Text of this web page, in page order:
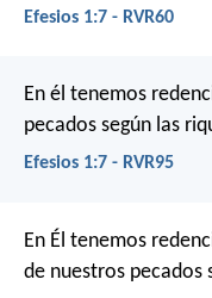
Efesios 1:7 - RVR60
En él tenemos
pecados según las
Efesios 1:7 - RVR95
En Él tenemos
de nuestros pecados